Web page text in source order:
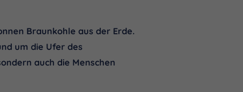
Braunkohle aus der Erde.
um die Ufer des
auch die Menschen